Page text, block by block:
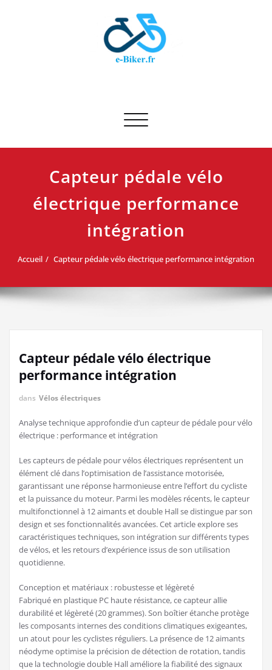
Afficher/masquer la navigation
Capteur pédale vélo
électrique performance
intégration
Accueil Capteur pédale vélo électrique performance intégration
Capteur pédale vélo électrique
performance intégration
dans Vélos électriques
Analyse technique approfondie d’un capteur de pédale pour vélo
électrique : performance et intégration
Les capteurs de pédale pour vélos électriques représentent un
élément clé dans l’optimisation de l’assistance motorisée,
garantissant une réponse harmonieuse entre l’effort du cycliste
et la puissance du moteur. Parmi les modèles récents, le capteur
multifonctionnel à 12 aimants et double Hall se distingue par son
design et ses fonctionnalités avancées. Cet article explore ses
caractéristiques techniques, son intégration sur différents types
de vélos, et les retours d’expérience issus de son utilisation
quotidienne.
Conception et matériaux : robustesse et légèreté
Fabriqué en plastique PC haute résistance, ce capteur allie
durabilité et légèreté (20 grammes). Son boîtier étanche protège
les composants internes des conditions climatiques exigeantes,
un atout pour les cyclistes réguliers. La présence de 12 aimants
néodyme optimise la précision de détection de rotation, tandis
que la technologie double Hall améliore la fiabilité des signaux